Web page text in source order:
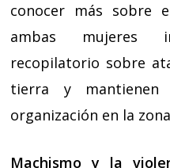
conocer más sobre
ambas mujeres
recopilatorio sobre
tierra y
organización en la
Machismo y la